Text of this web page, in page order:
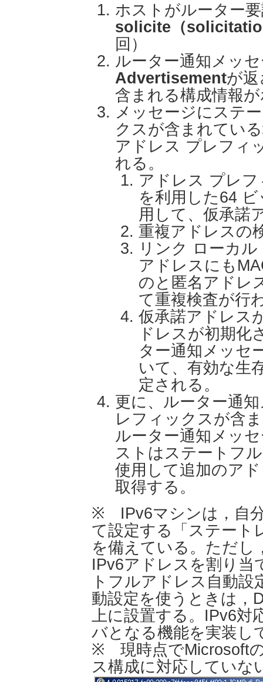
ホストがルーター
solicite（
回）
ルーター通知メッ
Advertisementが
含まれる構成情報
メッセージにステ
クスが含まれてい
アドレス プレフィ
れる。
アドレス プレ
を利用した64
用して、仮承諾
重複アドレスの
リンク ローカ
アドレスにも
のと匿名アドレ
て重複検査が行
仮承諾アドレス
ドレスが初期化
ター通知メッセ
いて、有効な生
定される。
更に、ルーター通
レフィックスが含
ルーター通知メッ
ストはステートフ
使用して追加のア
取得する。
※ IPv6マシンは，自
て設定する「ステート
を備えている。ただし
IPv6アドレスを割り当
トフルアドレス自動
動設定を使うときは，
上に設置する。IPv6
バとなる機能を実装し
※ 現時点でMicrosoft
ス構成に対応していな